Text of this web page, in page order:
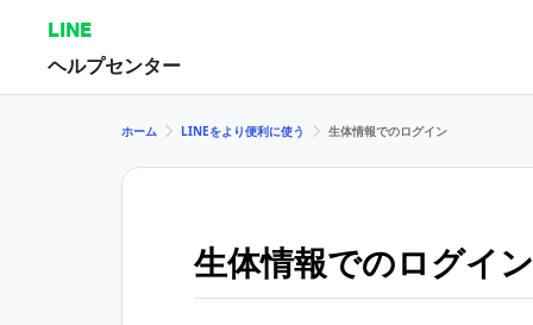
LINE
ヘルプセンター
ホーム LINEをより便利に使う 生体情報でのログイン
生体情報でのログイン